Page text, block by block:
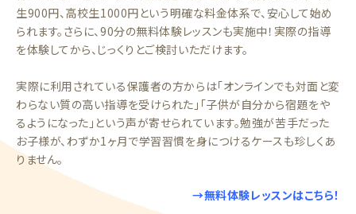
生900円、高校生1000円という明確な料金体系で、安心して始め
られます。さらに、90分の無料体験レッスンも実施中！実際の指導
を体験してから、じっくりとご検討いただけます。
実際に利用されている保護者の方からは「オンラインでも対面と変
わらない質の高い指導を受けられた」「子供が自分から宿題をや
るようになった」という声が寄せられています。勉強が苦手だった
お子様が、わずか1ヶ月で学習習慣を身につけるケースも珍しくあ
りません。
→無料体験レッスンはこちら！